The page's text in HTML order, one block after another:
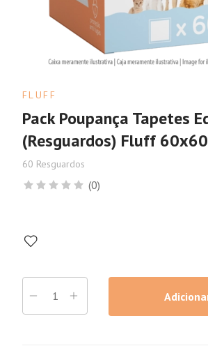
FLUFF
Pack Poupança Tapetes
(Resguardos) Fluff
60 Resguardos
(0)